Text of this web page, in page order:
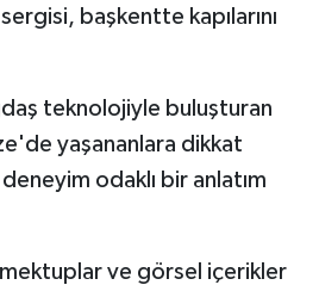
başkentte kapılarını
teknolojiyle buluşturan
yaşananlara dikkat
odaklı bir anlatım
ve görsel içerikler